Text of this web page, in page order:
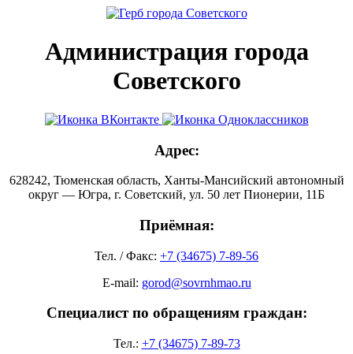
Администрация города
Советского
Адрес:
628242, Тюменская область, Ханты-Мансийский автономный
округ — Югра, г. Советский, ул. 50 лет Пионерии, 11Б
Приёмная:
Тел. / Факс: +7 (34675) 7-89-56
E-mail: gorod@sovrnhmao.ru
Специалист по обращениям граждан:
Тел.: +7 (34675) 7-89-73